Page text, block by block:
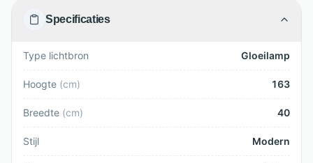
Specificaties
Type lichtbron Gloeilamp
Hoogte (cm) 163
Breedte (cm) 40
Stijl Modern